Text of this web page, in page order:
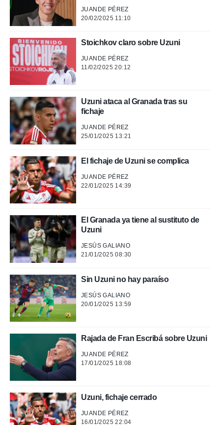
de
disponible
cookies
de
sitio
te
de que
sean
el sitio
para
ni para
o
Puedes
acceder a
web a
abono
JUANDE PÉREZ
20/02/2025 11:10
Stoichkov claro sobre Uzuni
JUANDE PÉREZ
11/02/2025 20:12
Uzuni ataca al Granada tras su
fichaje
JUANDE PÉREZ
25/01/2025 13:21
El fichaje de Uzuni se complica
JUANDE PÉREZ
22/01/2025 14:39
El Granada ya tiene al sustituto de
Uzuni
JESÚS GALIANO
21/01/2025 08:30
Sin Uzuni no hay paraíso
JESÚS GALIANO
20/01/2025 13:59
Rajada de Fran Escribá sobre Uzuni
JUANDE PÉREZ
17/01/2025 18:08
Uzuni, fichaje cerrado
JUANDE PÉREZ
16/01/2025 22:04